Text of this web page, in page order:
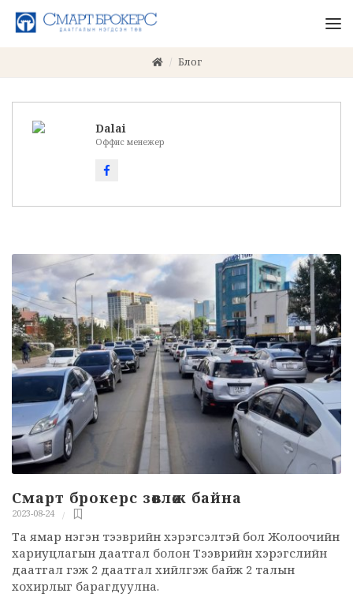
Блог
Dalai
Оффис менежер
Смарт брокерс зөвлөж байна
2023-08-24
Та ямар нэгэн тээврийн хэрэгсэлтэй бол Жолоочийн
хариуцлагын даатгал болон Тээврийн хэрэгслийн
даатгал гэж 2 даатгал хийлгэж байж 2 талын
хохирлыг барагдуулна.